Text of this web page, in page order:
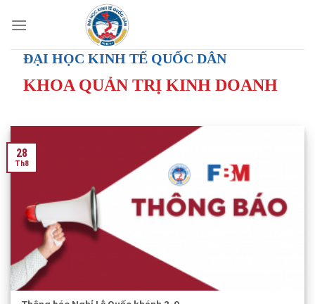
ĐẠI HỌC KINH TẾ QUỐC DÂN
KHOA QUẢN TRỊ KINH DOANH
28
Th8